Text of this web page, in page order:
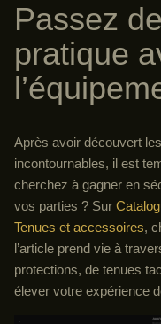
Passez
pratique
Après avoir découvert
incontournables, il est
cherchez à gagner en
vos parties ? Sur
Tenues et accessoires,
l’article prend vie à
protections, de tenues
élever votre expérience